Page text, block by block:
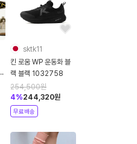
sktk11
킨 로움 WP 운동화 블
랙 블랙 1032758
254,500원
4%244,320원
무료배송